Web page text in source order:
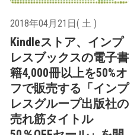
2018年04月21日( 土 )
Kindleストア、インプ
レスブックスの電子書
籍4,000冊以上を50%オ
フで販売する「インプ
レスグループ出版社の
売れ筋タイトル